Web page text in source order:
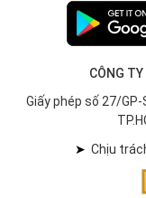
CÔNG
Giấy phép số 27/
➤ Chịu